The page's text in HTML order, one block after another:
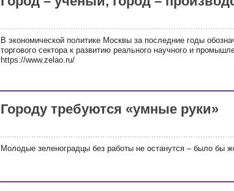
В экономической политике Москвы за последние годы
торгового сектора к развитию реального научного и
https://www.zelao.ru/
Городу требуются «умные руки»
Молодые зеленоградцы без работы не останутся – было бы